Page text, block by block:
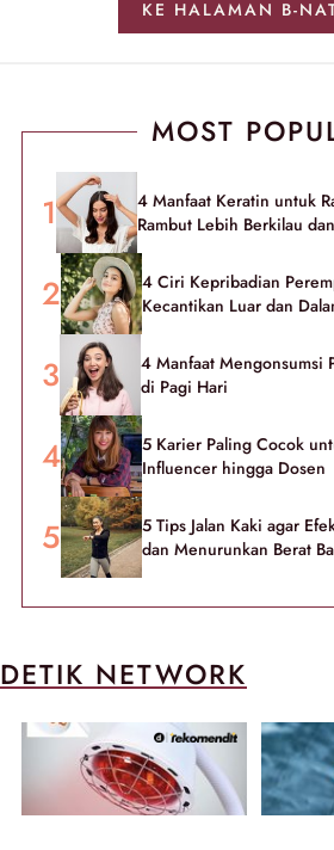
KE HALAMAN B-
MOST
4 Manfaat Keratin untuk
Rambut Lebih Berkilau
4 Ciri Kepribadian
Kecantikan Luar dan
4 Manfaat Mengonsumsi
di Pagi Hari
5 Karier Paling Cocok
Influencer hingga Dosen
5 Tips Jalan Kaki agar
dan Menurunkan Berat
DETIK NETWORK